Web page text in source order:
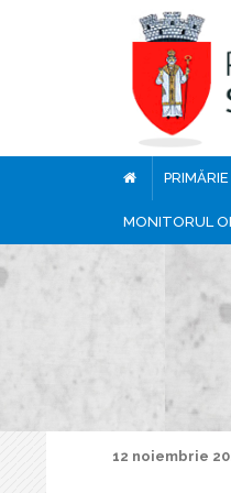
PRIMĂRIE
MONITORUL
12 noiembrie